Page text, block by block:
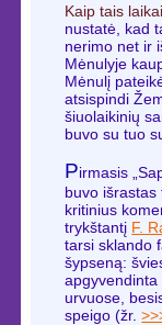
Kaip tais
nustatė, kad
nerimo net ir
Mėnulyje
Mėnulį
atsispindi
šiuolaikinių
buvo su tuo
Pirmasis
buvo išrastas
kritinius
trykštantį F.
tarsi sklando
šypseną:
urvuose,
speigo (žr.